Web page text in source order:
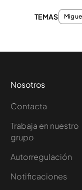
TEMAS
Nosotros
Contacta
Trabaja en nuestro
grupo
Autorregulación
Notificaciones